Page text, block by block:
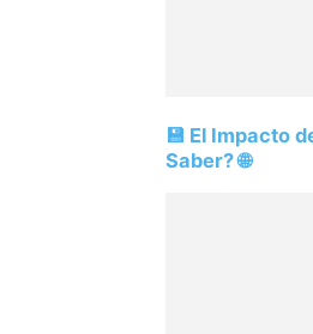
💾 El Impacto
Saber? 🌐